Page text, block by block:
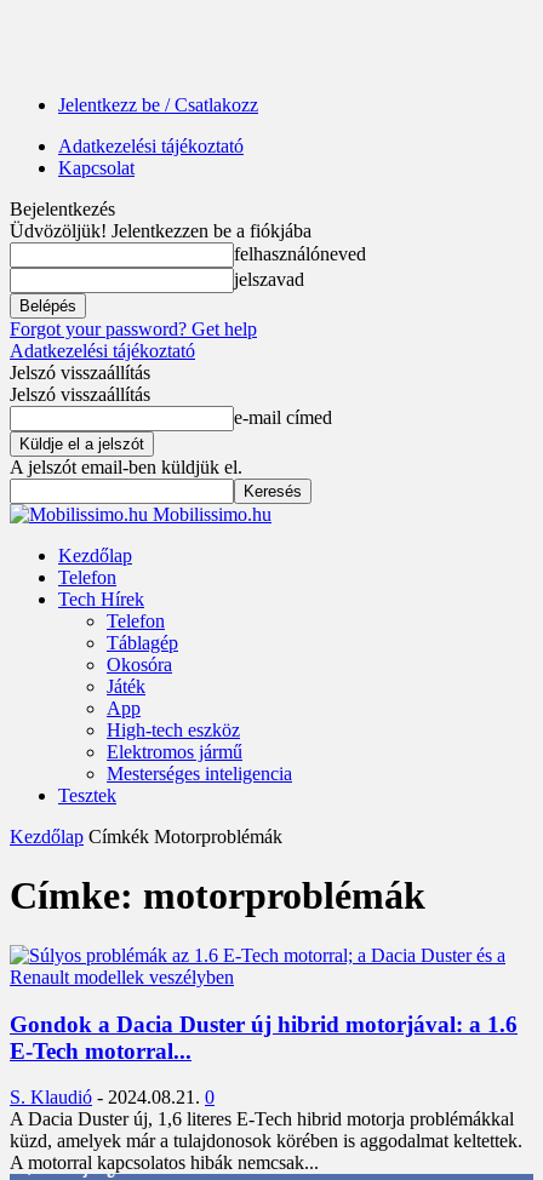
Jelentkezz be / Csatlakozz
Adatkezelési tájékoztató
Kapcsolat
Bejelentkezés
Üdvözöljük! Jelentkezzen be a fiókjába
felhasználóneved
jelszavad
Forgot your password? Get help
Adatkezelési tájékoztató
Jelszó visszaállítás
Jelszó visszaállítás
e-mail címed
A jelszót email-ben küldjük el.
Mobilissimo.hu
Kezdőlap
Telefon
Tech Hírek
Telefon
Táblagép
Okosóra
Játék
App
High-tech eszköz
Elektromos jármű
Mesterséges inteligencia
Tesztek
Kezdőlap Címkék Motorproblémák
Címke: motorproblémák
Gondok a Dacia Duster új hibrid motorjával: a 1.6
E-Tech motorral...
S. Klaudió - 2024.08.21. 0
A Dacia Duster új, 1,6 literes E-Tech hibrid motorja problémákkal
küzd, amelyek már a tulajdonosok körében is aggodalmat keltettek.
A motorral kapcsolatos hibák nemcsak...
3,452
Rajongók